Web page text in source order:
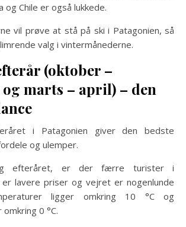
og Chile er også lukkede.
vil prøve at stå på ski i Patagonien, så
valg i vintermånederne.
(oktober –
marts – april) – den
i Patagonien giver den bedste
og ulemper.
efteråret, er der færre turister i
er lavere priser og vejret er nogenlunde
ligger omkring 10 °C og
0 °C.